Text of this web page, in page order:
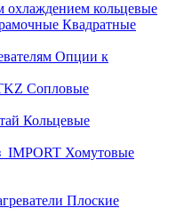
охлаждением кольцевые
Квадратные
Опции к
Cопловые
Кольцевые
Хомутовые
Плоские